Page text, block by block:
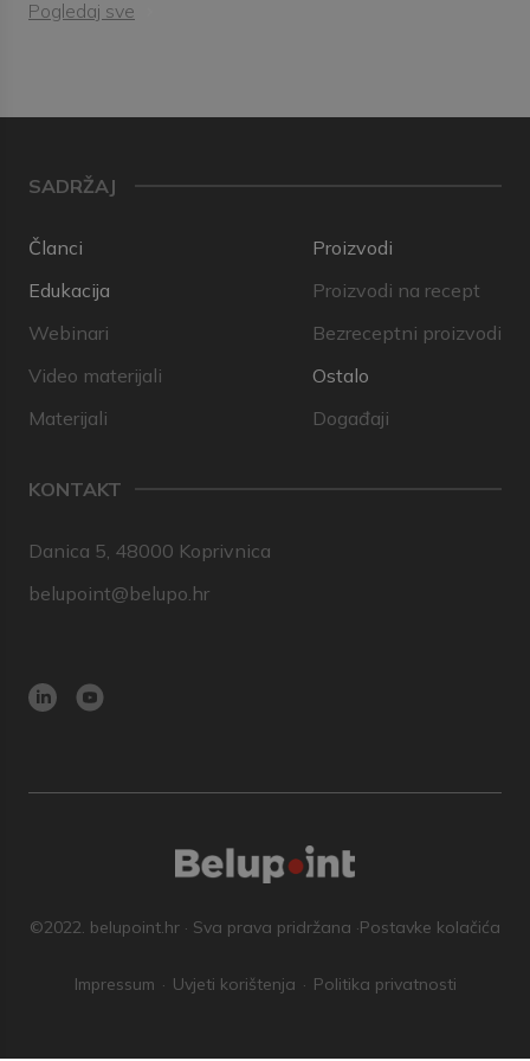
Pogledaj sve
SADRŽAJ
Članci
Edukacija
Webinari
Video materijali
Materijali
Proizvodi
Proizvodi na recept
Bezreceptni proizvodi
Ostalo
Događaji
KONTAKT
Danica 5, 48000 Koprivnica
belupoint@belupo.hr
©2022. belupoint.hr · Sva prava pridržana ·Postavke kolačića
Impressum Uvjeti korištenja Politika privatnosti